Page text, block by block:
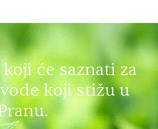
će saznati za
koji stižu u